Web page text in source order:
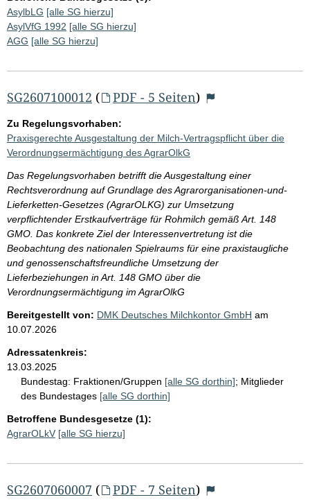
AsylbLG [alle SG hierzu]
AsylVfG 1992 [alle SG hierzu]
AGG [alle SG hierzu]
SG2607100012 ( PDF - 5 Seiten)
Zu Regelungsvorhaben:
Praxisgerechte Ausgestaltung der Milch-Vertragspflicht über die
Verordnungsermächtigung des AgrarOlkG
Das Regelungsvorhaben betrifft die Ausgestaltung einer
Rechtsverordnung auf Grundlage des Agrarorganisationen-und-
Lieferketten-Gesetzes (AgrarOLKG) zur Umsetzung
verpflichtender Erstkaufverträge für Rohmilch gemäß Art. 148
GMO. Das konkrete Ziel der Interessenvertretung ist die
Beobachtung des nationalen Spielraums für eine praxistaugliche
und genossenschaftsfreundliche Umsetzung der
Lieferbeziehungen in Art. 148 GMO über die
Verordnungsermächtigung im AgrarOlkG
Bereitgestellt von: DMK Deutsches Milchkontor GmbH am
10.07.2026
Adressatenkreis:
13.03.2025
Bundestag: Fraktionen/Gruppen [alle SG dorthin]; Mitglieder
des Bundestages [alle SG dorthin]
Betroffene Bundesgesetze (1):
AgrarOLkV [alle SG hierzu]
SG2607060007 ( PDF - 7 Seiten)